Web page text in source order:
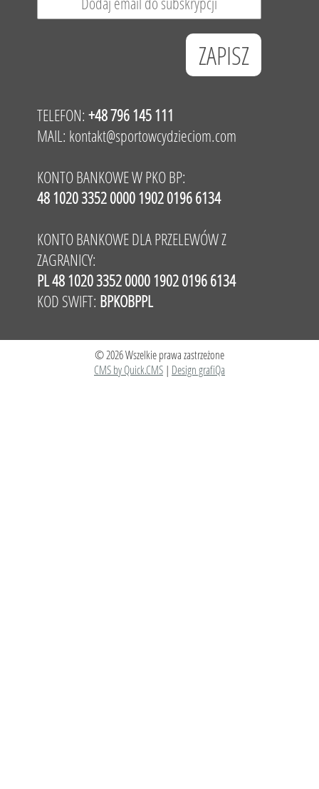
TELEFON: +48 796 145 111
MAIL: kontakt@sportowcydzieciom.com
KONTO BANKOWE W PKO BP:
48 1020 3352 0000 1902 0196 6134
KONTO BANKOWE DLA PRZELEWÓW Z
ZAGRANICY:
PL 48 1020 3352 0000 1902 0196 6134
KOD SWIFT: BPKOBPPL
© 2026 Wszelkie prawa zastrzeżone
CMS by Quick.CMS | Design grafiQa